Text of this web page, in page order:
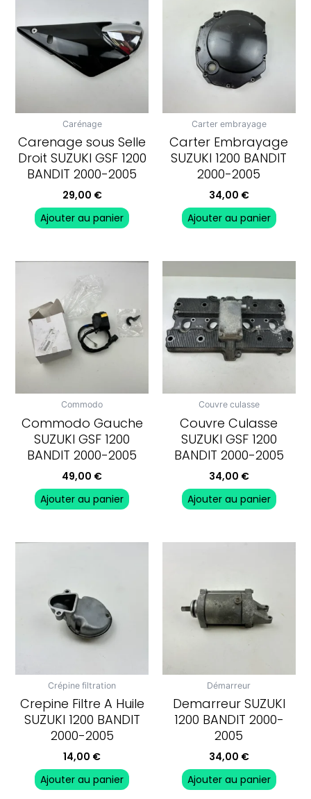
Carénage
Carenage sous Selle
Droit SUZUKI GSF 1200
BANDIT 2000-2005
29,00 €
Ajouter au panier
Carter embrayage
Carter Embrayage
SUZUKI 1200 BANDIT
2000-2005
34,00 €
Ajouter au panier
Commodo
Commodo Gauche
SUZUKI GSF 1200
BANDIT 2000-2005
49,00 €
Ajouter au panier
Couvre culasse
Couvre Culasse
SUZUKI GSF 1200
BANDIT 2000-2005
34,00 €
Ajouter au panier
Crépine filtration
Crepine Filtre A Huile
SUZUKI 1200 BANDIT
2000-2005
14,00 €
Ajouter au panier
Démarreur
Demarreur SUZUKI
1200 BANDIT 2000-
2005
34,00 €
Ajouter au panier